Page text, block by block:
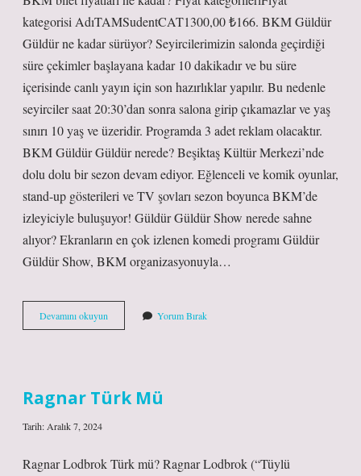
kategorisi AdıTAMSudentCAT1300,00 ₺166. BKM Güldür
Güldür ne kadar sürüyor? Seyircilerimizin salonda geçirdiği
süre çekimler başlayana kadar 10 dakikadır ve bu süre
içerisinde canlı yayın için son hazırlıklar yapılır. Bu nedenle
seyirciler saat 20:30’dan sonra salona girip çıkamazlar ve yaş
sınırı 10 yaş ve üzeridir. Programda 3 adet reklam olacaktır.
BKM Güldür Güldür nerede? Beşiktaş Kültür Merkezi’nde
dolu dolu bir sezon devam ediyor. Eğlenceli ve komik oyunlar,
stand-up gösterileri ve TV şovları sezon boyunca BKM’de
izleyiciyle buluşuyor! Güldür Güldür Show nerede sahne
alıyor? Ekranların en çok izlenen komedi programı Güldür
Güldür Show, BKM organizasyonuyla…
Devamını okuyun
Güldür
Yorum Bırak
Ragnar Türk Mü
Tarih: Aralık 7, 2024
Ragnar Lodbrok Türk mü? Ragnar Lodbrok (“Tüylü